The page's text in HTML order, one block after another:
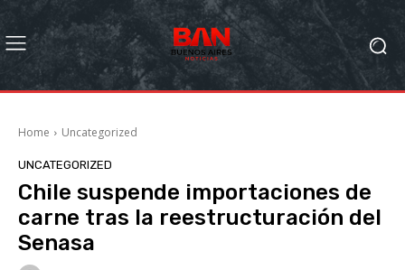
Home Uncategorized
UNCATEGORIZED
Chile suspende importaciones de
carne tras la reestructuración del
Senasa